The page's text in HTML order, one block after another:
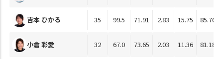
吉本 ひかる 35 99.5 71.91 2.83 15.75 85.76
小倉 彩愛 32 67.0 73.65 2.03 11.36 81.18